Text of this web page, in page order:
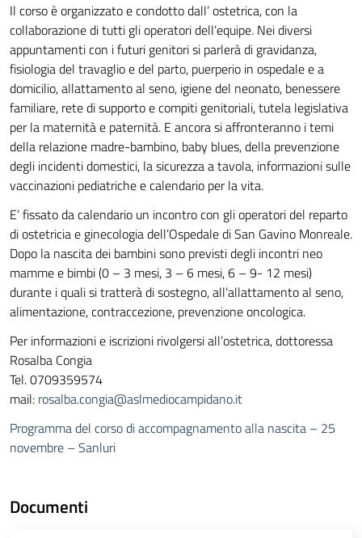
Il corso è organizzato e condotto dall’ ostetrica, con la
collaborazione di tutti gli operatori dell’equipe. Nei diversi
appuntamenti con i futuri genitori si parlerà di gravidanza,
fisiologia del travaglio e del parto, puerperio in ospedale e a
domicilio, allattamento al seno, igiene del neonato, benessere
familiare, rete di supporto e compiti genitoriali, tutela legislativa
per la maternità e paternità. E ancora si affronteranno i temi
della relazione madre-bambino, baby blues, della prevenzione
degli incidenti domestici, la sicurezza a tavola, informazioni sulle
vaccinazioni pediatriche e calendario per la vita.
E’ fissato da calendario un incontro con gli operatori del reparto
di ostetricia e ginecologia dell’Ospedale di San Gavino Monreale.
Dopo la nascita dei bambini sono previsti degli incontri neo
mamme e bimbi (0 – 3 mesi, 3 – 6 mesi, 6 – 9- 12 mesi)
durante i quali si tratterà di sostegno, all’allattamento al seno,
alimentazione, contraccezione, prevenzione oncologica.
Per informazioni e iscrizioni rivolgersi all’ostetrica, dottoressa
Rosalba Congia
Tel. 0709359574
mail: rosalba.congia@aslmediocampidano.it
Programma del corso di accompagnamento alla nascita – 25
novembre – Sanluri
Documenti